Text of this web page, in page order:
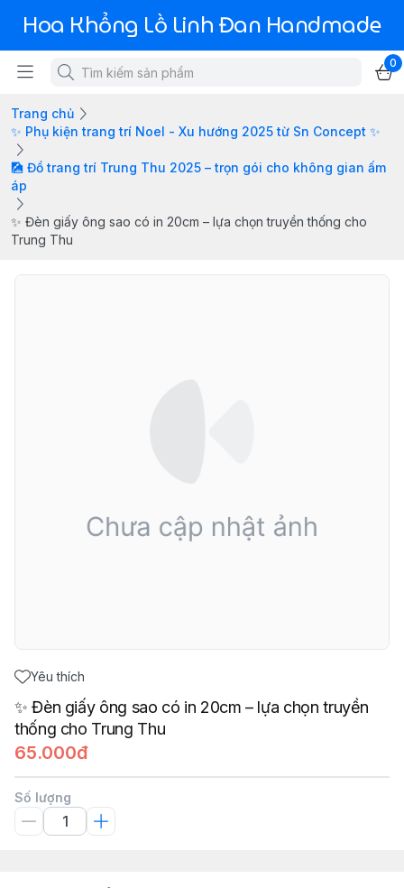
Hoa Khổng Lồ Linh Đan Handmade
0
Trang chủ
✨ Phụ kiện trang trí Noel - Xu hướng 2025 từ Sn Concept ✨
🎑 Đồ trang trí Trung Thu 2025 – trọn gói cho không gian ấm
áp
✨ Đèn giấy ông sao có in 20cm – lựa chọn truyền thống cho
Trung Thu
Yêu thích
✨ Đèn giấy ông sao có in 20cm – lựa chọn truyền
thống cho Trung Thu
65.000đ
Số lượng